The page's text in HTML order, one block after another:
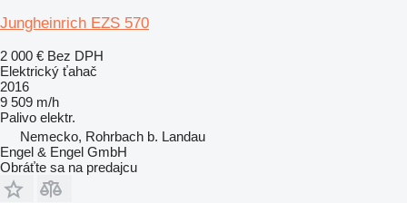
Jungheinrich EZS 570
2 000 € Bez DPH
Elektrický ťahač
2016
9 509 m/h
Palivo elektr.
Nemecko, Rohrbach b. Landau
Engel & Engel GmbH
Obráťte sa na predajcu